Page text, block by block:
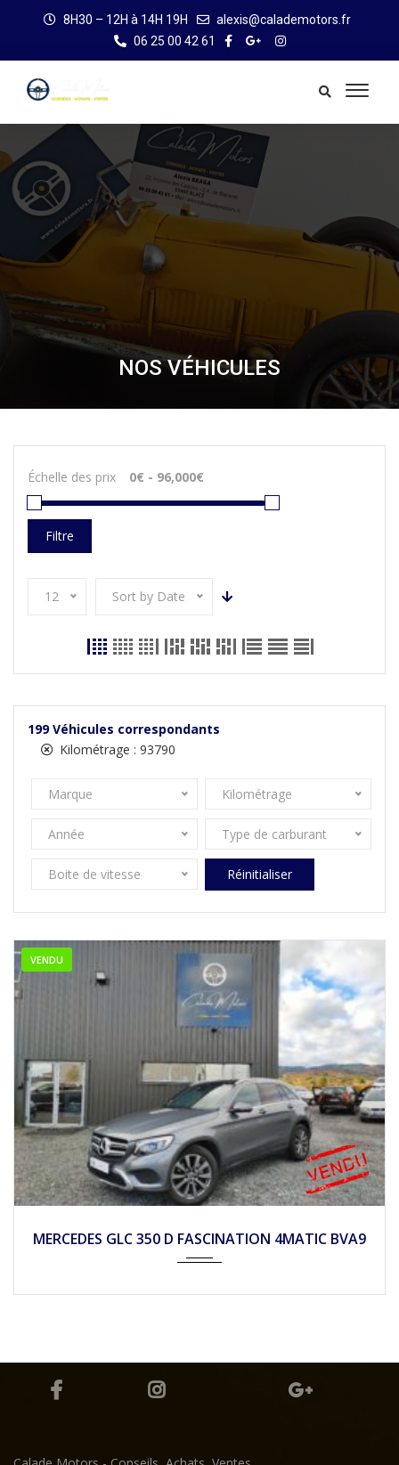
8H30 – 12H à 14H 19H
alexis@calademotors.fr
06 25 00 42 61
NOS VÉHICULES
Échelle des prix
Filtre
12 Sort by Date
199 Véhicules correspondants
Kilométrage : 93790
Marque Kilométrage
Année Type de carburant
Boite de vitesse Réinitialiser
VENDU
MERCEDES GLC 350 D FASCINATION 4MATIC BVA9